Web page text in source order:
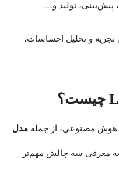
تولید و…
تجزیه و تحلیل احساسات،
هوش مصنوعی، از جمله مدل
به معرفی سه چالش مهم‌تر